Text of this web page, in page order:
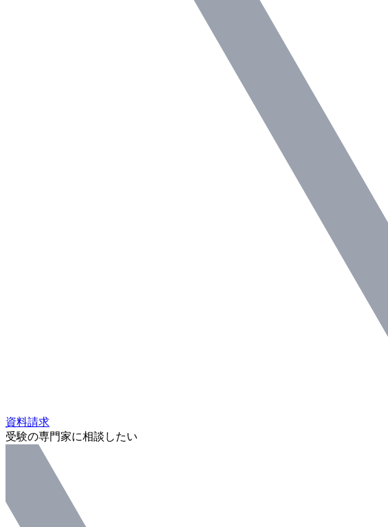
資料請求
受験の専門家に相談したい